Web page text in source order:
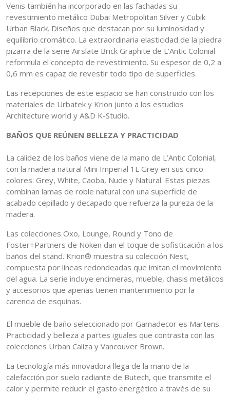
Venis también ha incorporado en las fachadas su
revestimiento metálico Dubai Metropolitan Silver y Cubik
Urban Black. Diseños que destacan por su luminosidad y
equilibrio cromático. La extraordinaria elasticidad de la piedra
pizarra de la serie Airslate Brick Graphite de L’Antic Colonial
reformula el concepto de revestimiento. Su espesor de 0,2 a
0,6 mm es capaz de revestir todo tipo de superficies.
Las recepciones de este espacio se han construido con los
materiales de Urbatek y Krion junto a los estudios
Architecture world y A&D K-Studio.
BAÑOS QUE REÚNEN BELLEZA Y PRACTICIDAD
La calidez de los baños viene de la mano de L’Antic Colonial,
con la madera natural Mini Imperial 1L Grey en sus cinco
colores: Grey, White, Caoba, Nude y Natural. Estas piezas
combinan lamas de roble natural con una superficie de
acabado cepillado y decapado que refuerza la pureza de la
madera.
Las colecciones Oxo, Lounge, Round y Tono de
Foster+Partners de Noken dan el toque de sofisticación a los
baños del stand. Krion® muestra su colección Nest,
compuesta por líneas redondeadas que imitan el movimiento
del agua. La serie incluye encimeras, mueble, chasis metálicos
y accesorios que apenas tienen mantenimiento por la
carencia de esquinas.
El mueble de baño seleccionado por Gamadecor es Martens.
Practicidad y belleza a partes iguales que contrasta con las
colecciones Urban Caliza y Vancouver Brown.
La tecnología más innovadora llega de la mano de la
calefacción por suelo radiante de Butech, que transmite el
calor y permite reducir el gasto energético a través de su